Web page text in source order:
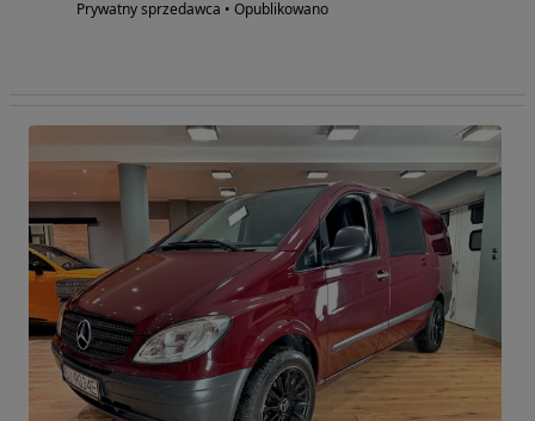
Prywatny sprzedawca • Opublikowano